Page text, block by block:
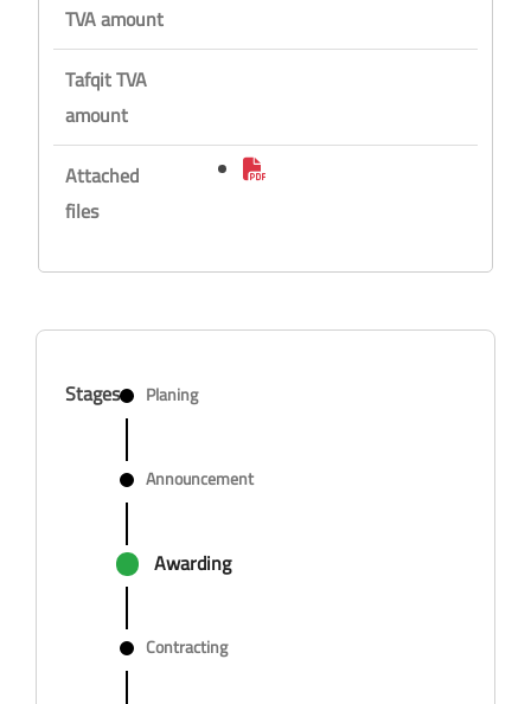
TVA amount
Tafqit TVA
amount
Attached
files
Stages Planing
Announcement
Awarding
Contracting